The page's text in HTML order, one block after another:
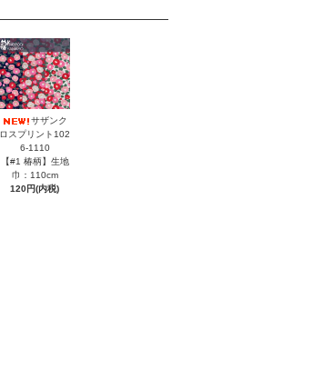
サザンク
ロスプリント102
6-1110
【#1 椿柄】生地
巾：110cm
120円(内税)